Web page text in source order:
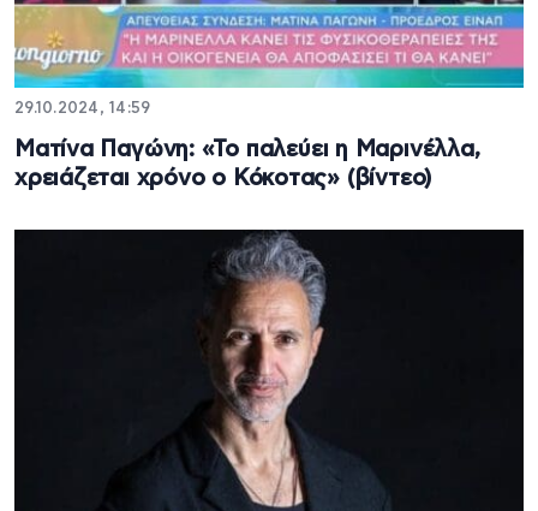
29.10.2024, 14:59
Ματίνα Παγώνη: «Το παλεύει η Μαρινέλλα,
χρειάζεται χρόνο ο Κόκοτας» (βίντεο)